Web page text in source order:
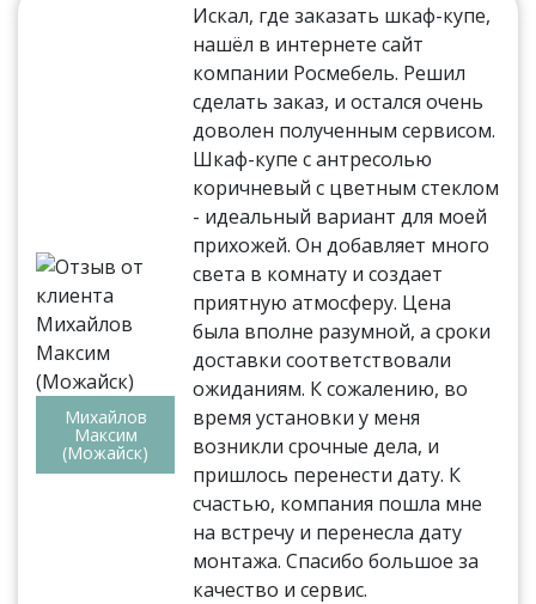
Михайлов
Максим
(Можайск)
Искал, где заказать шкаф-купе,
нашёл в интернете сайт
компании Росмебель. Решил
сделать заказ, и остался очень
доволен полученным сервисом.
Шкаф-купе с антресолью
коричневый с цветным стеклом
- идеальный вариант для моей
прихожей. Он добавляет много
света в комнату и создает
приятную атмосферу. Цена
была вполне разумной, а сроки
доставки соответствовали
ожиданиям. К сожалению, во
время установки у меня
возникли срочные дела, и
пришлось перенести дату. К
счастью, компания пошла мне
на встречу и перенесла дату
монтажа. Спасибо большое за
качество и сервис.